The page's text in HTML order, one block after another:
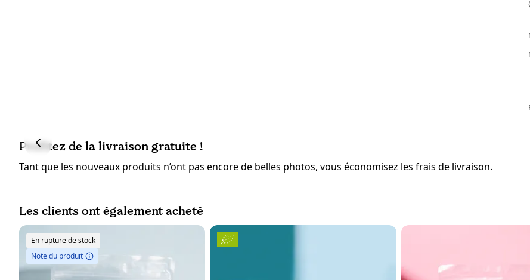
Profitez de la livraison gratuite !
Tant que les nouveaux produits n’ont pas encore de belles photos, vous économisez les frais de livraison.
Les clients ont également acheté
En rupture de stock
Note du produit